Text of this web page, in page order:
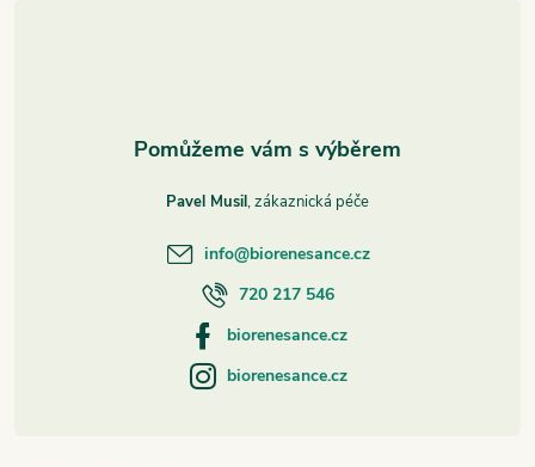
Pavel Musil
info@biorenesance.cz
720 217 546
biorenesance.cz
biorenesance.cz